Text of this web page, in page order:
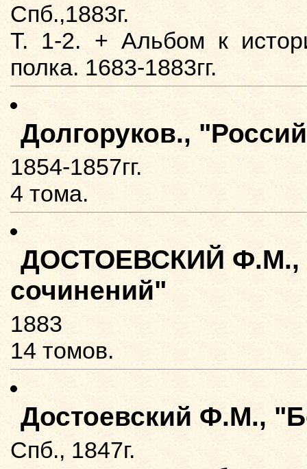
Спб.,1883г.
Т. 1-2. + Альбом к
полка. 1683-1883гг.
Долгоруков.,
1854-1857гг.
4 тома.
ДОСТОЕВСКИЙ Ф.М.,
сочинений"
1883
14 томов.
Достоевский Ф.М.,
Спб., 1847г.